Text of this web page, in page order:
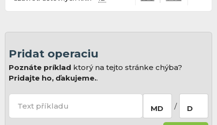
Pridat operaciu
Poznáte príklad ktorý na tejto stránke chýba?
Pridajte ho, ďakujeme..
Text příkladu MD / D